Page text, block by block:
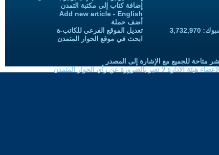
إضافة كتاب إلى مكتبة التمدن
Add new article - English
أضف حملة
تعديل الموقع الفرعي للكاتب-ة
ابحث في موقع الحوار المتمدن
متاحة للجميع مع الإشارة إلى المصدر
هيئة الادارة لا تعبر بالضرورة عن رأي الحوار المتمدن